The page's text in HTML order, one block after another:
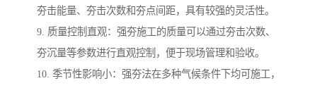
夯击能量、夯击次数和夯点间距，具有较强的灵活性。
9. 质量控制直观：强夯施工的质量可以通过夯击次数、
夯沉量等参数进行直观控制，便于现场管理和验收。
10. 季节性影响小：强夯法在多种气候条件下均可施工，